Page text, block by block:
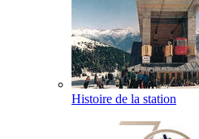
Histoire de la station